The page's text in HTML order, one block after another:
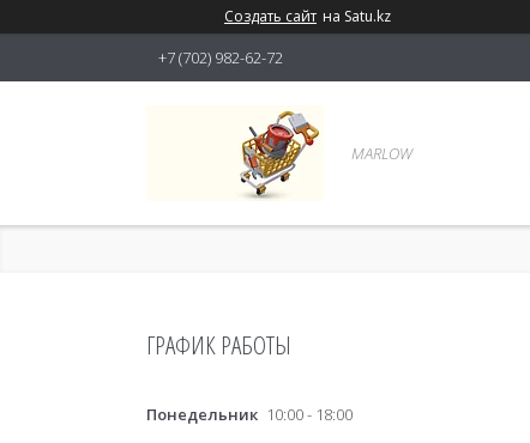
Создать сайт на Satu.kz
+7 (702) 982-62-72
MARLOW
ГРАФИК РАБОТЫ
Понедельник 10:00
18:00